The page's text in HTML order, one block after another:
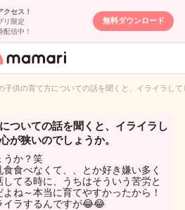
クセス！
リ限定
配信中！
無料ダウンロード
専用匿名QA
子供の育て方についての話を聞くと、イライラし
ついての話を聞くと、イライラし
が狭いのでしょうか。
うか？笑
食べなくて、、とか好き嫌い多く
てる時に、うちはそういう苦労と
ね～本当に育てやすかったから！
イラするんですが😂😂